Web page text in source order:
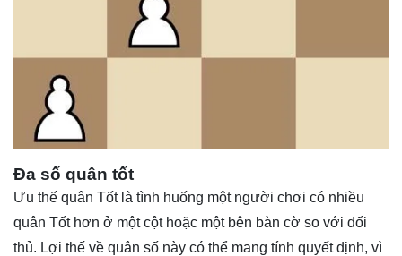
Đa số quân tốt
Ưu thế quân Tốt là tình huống một người chơi có nhiều
quân Tốt hơn ở một cột hoặc một bên bàn cờ so với đối
thủ. Lợi thế về quân số này có thể mang tính quyết định, vì